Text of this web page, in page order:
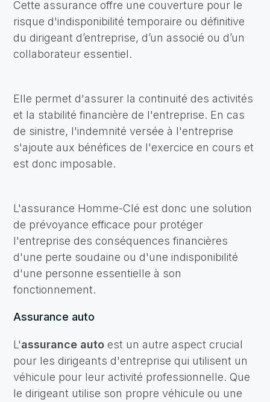
Cette assurance offre une couverture pour le
risque d'indisponibilité temporaire ou définitive
du dirigeant d’entreprise, d’un associé ou d’un
collaborateur essentiel.
Elle permet d'assurer la continuité des activités
et la stabilité financière de l'entreprise. En cas
de sinistre, l'indemnité versée à l'entreprise
s'ajoute aux bénéfices de l'exercice en cours et
est donc imposable.
L'assurance Homme-Clé est donc une solution
de prévoyance efficace pour protéger
l'entreprise des conséquences financières
d'une perte soudaine ou d'une indisponibilité
d'une personne essentielle à son
fonctionnement.
Assurance auto
L'assurance auto est un autre aspect crucial
pour les dirigeants d'entreprise qui utilisent un
véhicule pour leur activité professionnelle. Que
le dirigeant utilise son propre véhicule ou une